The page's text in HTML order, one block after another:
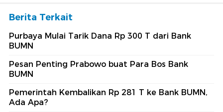
Berita Terkait
Purbaya Mulai Tarik Dana Rp 300 T dari Bank
BUMN
Pesan Penting Prabowo buat Para Bos Bank
BUMN
Pemerintah Kembalikan Rp 281 T ke Bank BUMN,
Ada Apa?